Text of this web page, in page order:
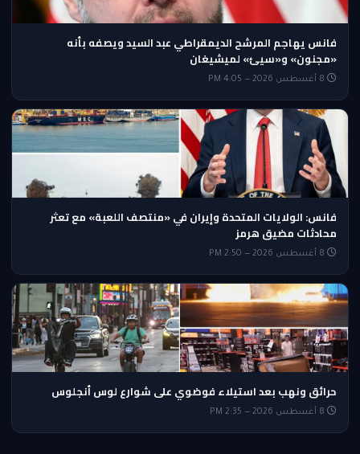
فانس يهاجم المرشح الديمقراطي عبد السيد ويصفه بأنه
«مجنون» و«سيئ» لميشيغان
فانس: الولايات المتحدة وإيران في «منتصف اللعبة» مع تعثر
محادثات مضيق هرمز
حرائق ونهب بعد استيلاء فوضوي على شوارع لوس أنجلوس